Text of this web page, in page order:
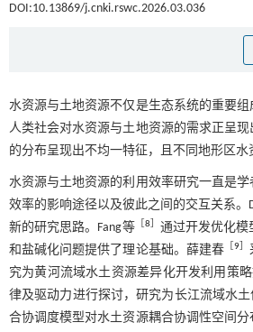
DOI:10.13869/j.cnki.rswc.2026.03.036
水资源与土地资源不仅是生态系统的重要
人类社会对水资源与土地资源的需求正呈
的分布呈现出不均一特征，且不同地形区
水资源与土地资源的利用效率研究一直是
效率的影响途径以及彼此之间的交互关系。
新的研究思路。Fang等［ 8
通过开发优化模
和盐碱化问题提供了理论基础。薛建春［ 9
究为黄河流域水土资源差异化开发利用策
律及驱动力进行探讨，研究为长江流域水
合协调度模型对水土资源耦合协调性空间